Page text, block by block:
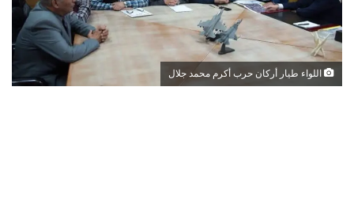
اللواء طيار أركان حرب أكرم محمد جلال